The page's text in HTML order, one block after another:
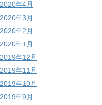
2020年4月
2020年3月
2020年2月
2020年1月
2019年12月
2019年11月
2019年10月
2019年9月